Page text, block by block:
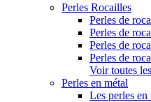
Perles Rocailles
Perles de
Perles de
Perles de
Perles de
Voir toutes
Perles en métal
Les perles en